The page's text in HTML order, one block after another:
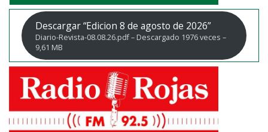
Descargar “Edicion 8 de agosto de 2026”
Diario-Revista-08.08.26.pdf – Descargado 1976 veces –
9,61 MB